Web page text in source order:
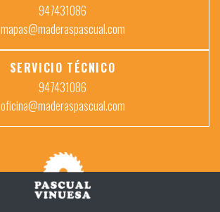
947431086
mapas@maderaspascual.com
SERVICIO TÉCNICO
947431086
oficina@maderaspascual.com